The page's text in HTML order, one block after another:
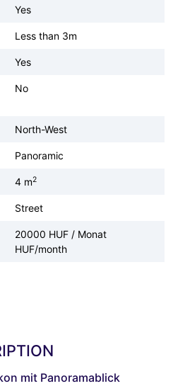
Yes
Less than 3m
Yes
No
North-West
Panoramic
4 m2
Street
20000 HUF / Monat
HUF/month
mit Panoramablick